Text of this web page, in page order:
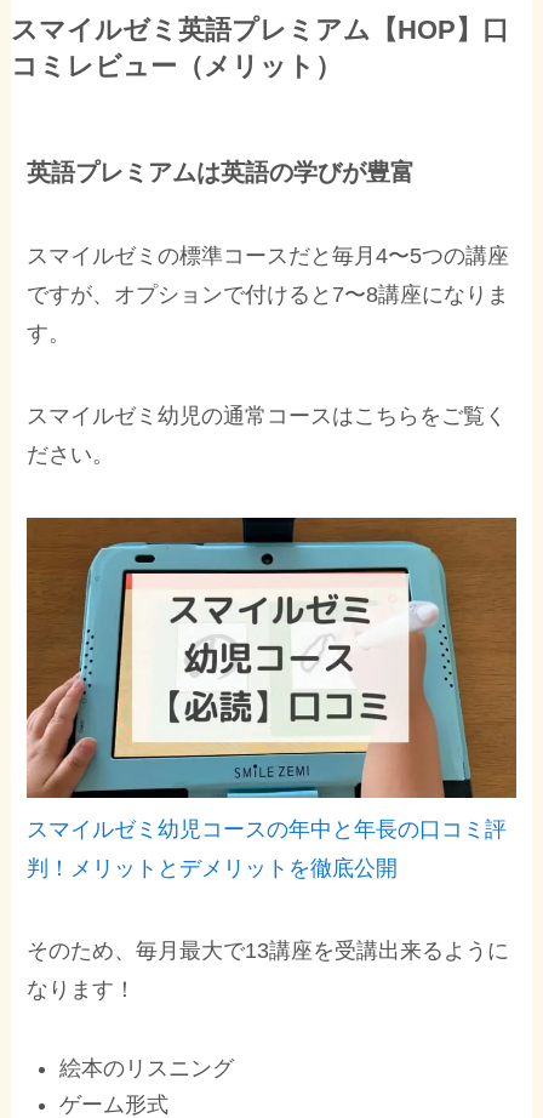
スマイルゼミ英語プレミアム【HOP】口
コミレビュー（メリット）
英語プレミアムは英語の学びが豊富
スマイルゼミの標準コースだと毎月4〜5つの講座
ですが、オプションで付けると7〜8講座になりま
す。
スマイルゼミ幼児の通常コースはこちらをご覧く
ださい。
スマイルゼミ幼児コースの年中と年長の口コミ評
判！メリットとデメリットを徹底公開
そのため、毎月最大で13講座を受講出来るように
なります！
絵本のリスニング
ゲーム形式